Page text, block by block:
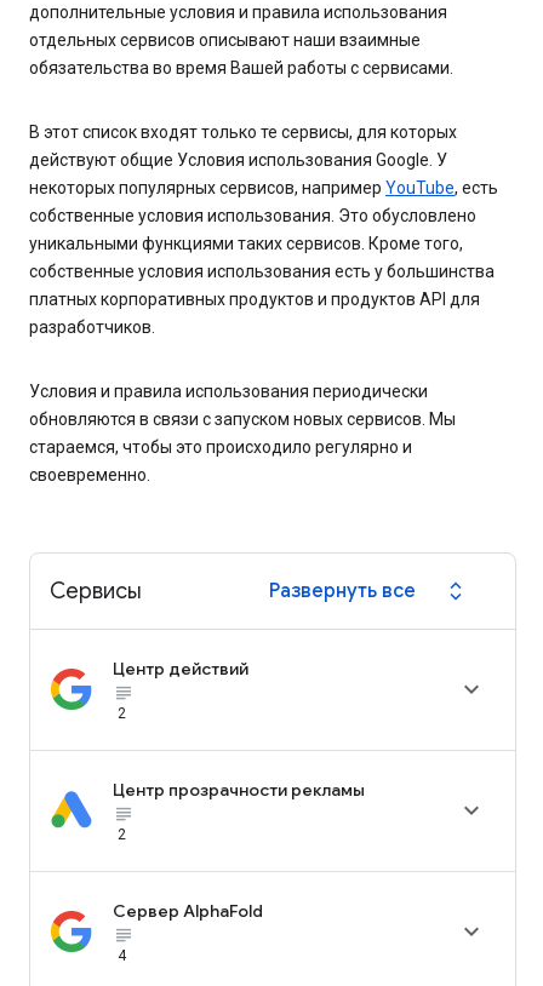
дополнительные условия и правила использования
отдельных сервисов описывают наши взаимные
обязательства во время Вашей работы с сервисами.
В этот список входят только те сервисы, для которых
действуют общие Условия использования Google. У
некоторых популярных сервисов, например YouTube, есть
собственные условия использования. Это обусловлено
уникальными функциями таких сервисов. Кроме того,
собственные условия использования есть у большинства
платных корпоративных продуктов и продуктов API для
разработчиков.
Условия и правила использования периодически
обновляются в связи с запуском новых сервисов. Мы
стараемся, чтобы это происходило регулярно и
своевременно.
Сервисы Развернуть все expand_all
Центр действий
subject_black
2

Центр прозрачности рекламы
subject_black
2

Сервер AlphaFold
subject_black
4
